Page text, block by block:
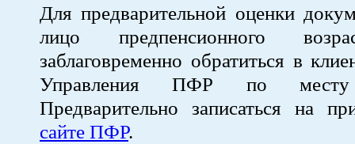
Для предварительной оценки
лицо предпенсионного
заблаговременно обратиться в
Управления ПФР по месту
Предварительно записаться на
сайте ПФР.